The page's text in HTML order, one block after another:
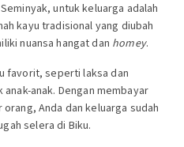
untuk keluarga adalah
kayu tradisional yang diubah
nuansa hangat dan homey.
favorit, seperti laksa dan
anak-anak. Dengan membayar
Anda dan keluarga sudah
selera di Biku.